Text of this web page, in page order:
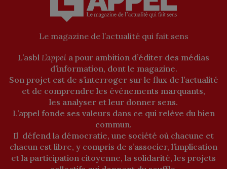
Le magazine de l’actualité qui fait sens
L’asbl L’appel a pour ambition d’éditer des médias
d’information, dont le magazine.
Son projet est de s’interroger sur le flux de l’actualité
et de comprendre les événements marquants,
les analyser et leur donner sens.
L’appel fonde ses valeurs dans ce qui relève du bien
commun.
Il défend la démocratie, une société où chacune et
chacun est libre, y compris de s’associer, l’implication
et la participation citoyenne, la solidarité, les projets